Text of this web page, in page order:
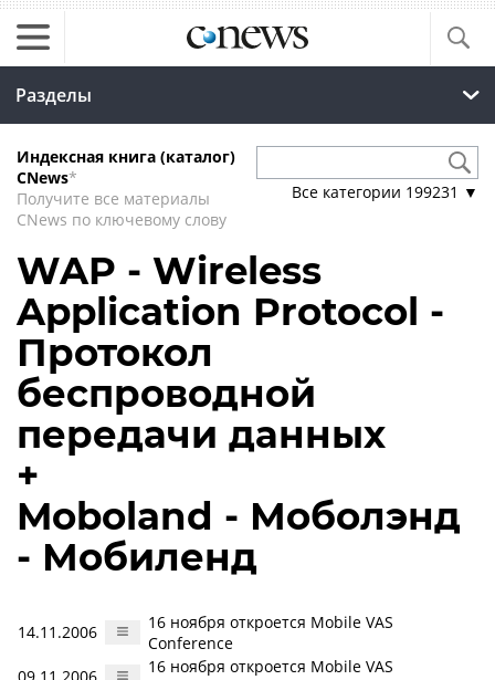
Разделы
Индексная книга (каталог)
CNews*
Получите все материалы
CNews по ключевому слову
Все категории 199231 ▼
WAP - Wireless
Application Protocol -
Протокол
беспроводной
передачи данных
+
Moboland - Моболэнд
- Мобиленд
14.11.2006
16 ноября откроется Mobile VAS
Conference
16 ноября откроется Mobile VAS